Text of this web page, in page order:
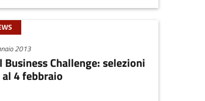
2013
Business Challenge: selezioni
4 febbraio